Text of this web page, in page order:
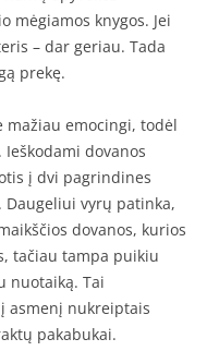
mėgiamos knygos. Jei
– dar geriau. Tada
prekę.
mažiau emocingi, todėl
dovanos
į dvi pagrindines
vyrų patinka,
dovanos, kurios
tačiau tampa puikiu
nuotaiką. Tai
asmenį nukreiptais
pakabukai.